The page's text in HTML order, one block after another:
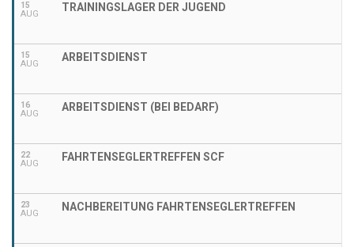
15
AUG
TRAININGSLAGER DER JUGEND
15
AUG
ARBEITSDIENST
16
AUG
ARBEITSDIENST (BEI BEDARF)
22
AUG
FAHRTENSEGLERTREFFEN SCF
23
AUG
NACHBEREITUNG FAHRTENSEGLERTREFFEN